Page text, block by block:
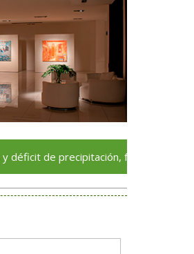
precipitación, factores asociados a